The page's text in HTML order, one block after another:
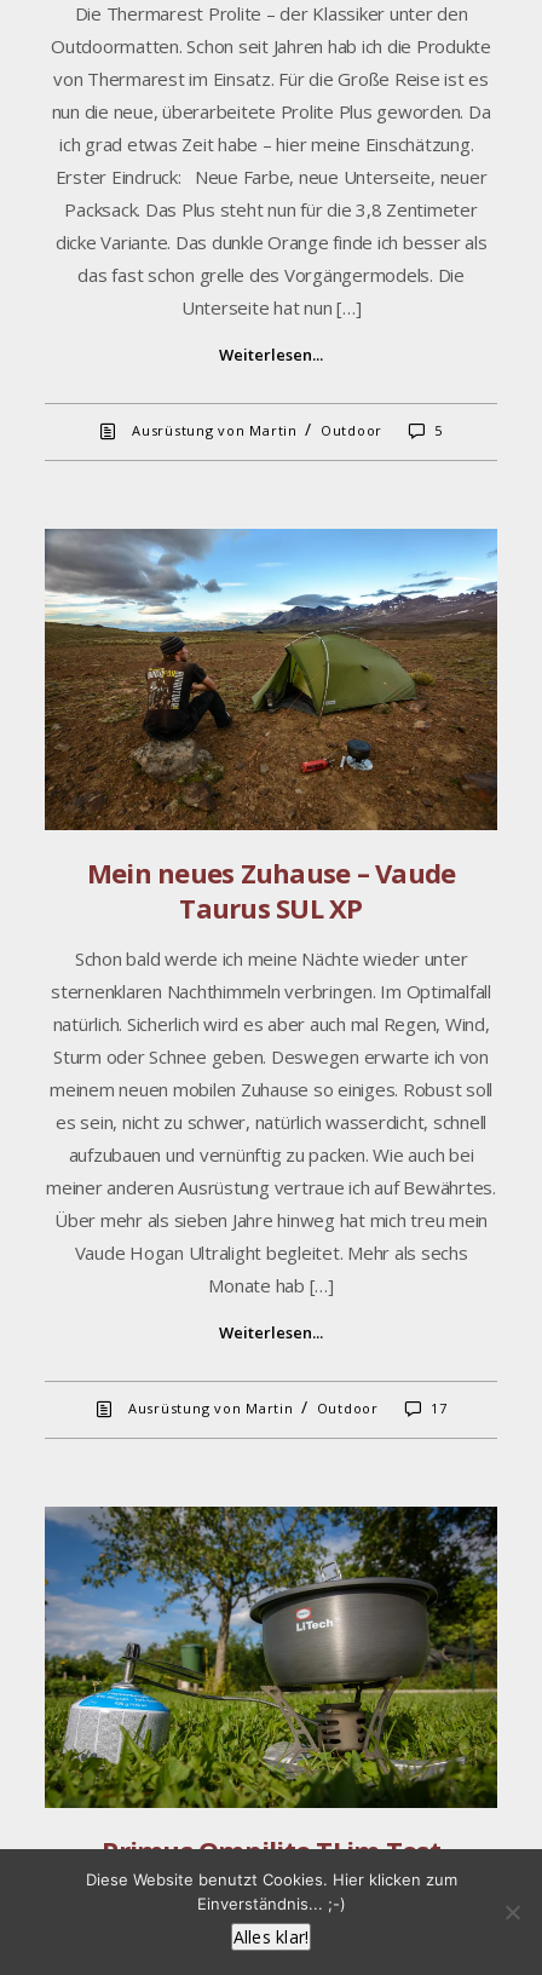
Die Thermarest Prolite – der Klassiker unter den
Outdoormatten. Schon seit Jahren hab ich die Produkte
von Thermarest im Einsatz. Für die Große Reise ist es
nun die neue, überarbeitete Prolite Plus geworden. Da
ich grad etwas Zeit habe – hier meine Einschätzung.
Erster Eindruck: Neue Farbe, neue Unterseite, neuer
Packsack. Das Plus steht nun für die 3,8 Zentimeter
dicke Variante. Das dunkle Orange finde ich besser als
das fast schon grelle des Vorgängermodels. Die
Unterseite hat nun […]
Weiterlesen...
Ausrüstung von Martin / Outdoor 5
Mein neues Zuhause – Vaude
Taurus SUL XP
Schon bald werde ich meine Nächte wieder unter
sternenklaren Nachthimmeln verbringen. Im Optimalfall
natürlich. Sicherlich wird es aber auch mal Regen, Wind,
Sturm oder Schnee geben. Deswegen erwarte ich von
meinem neuen mobilen Zuhause so einiges. Robust soll
es sein, nicht zu schwer, natürlich wasserdicht, schnell
aufzubauen und vernünftig zu packen. Wie auch bei
meiner anderen Ausrüstung vertraue ich auf Bewährtes.
Über mehr als sieben Jahre hinweg hat mich treu mein
Vaude Hogan Ultralight begleitet. Mehr als sechs
Monate hab […]
Weiterlesen...
Ausrüstung von Martin / Outdoor 17
Primus Omnilite TI im Test
Kochen auf Reisen – eine wichtige Sache! Mit Hinblick auf
die anstehende „lange“ Reise und den hoffentlich vielen
Diese Website benutzt Cookies. Hier klicken zum
Einverständnis... ;-)
Alles klar!